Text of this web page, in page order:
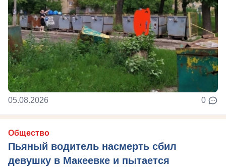
05.08.2026 0
Общество
Пьяный водитель насмерть сбил
девушку в Макеевке и пытается